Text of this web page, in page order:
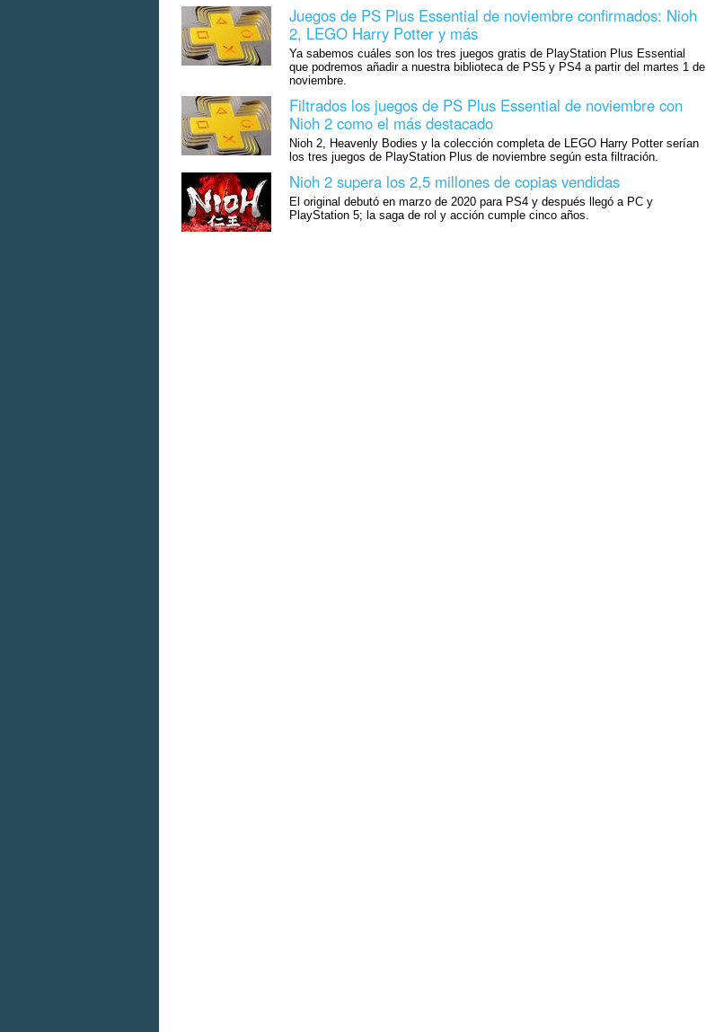
Juegos de PS Plus Essential de noviembre confirmados: Nioh
2, LEGO Harry Potter y más
Ya sabemos cuáles son los tres juegos gratis de PlayStation Plus Essential
que podremos añadir a nuestra biblioteca de PS5 y PS4 a partir del martes 1 de
noviembre.
Filtrados los juegos de PS Plus Essential de noviembre con
Nioh 2 como el más destacado
Nioh 2, Heavenly Bodies y la colección completa de LEGO Harry Potter serían
los tres juegos de PlayStation Plus de noviembre según esta filtración.
Nioh 2 supera los 2,5 millones de copias vendidas
El original debutó en marzo de 2020 para PS4 y después llegó a PC y
PlayStation 5; la saga de rol y acción cumple cinco años.